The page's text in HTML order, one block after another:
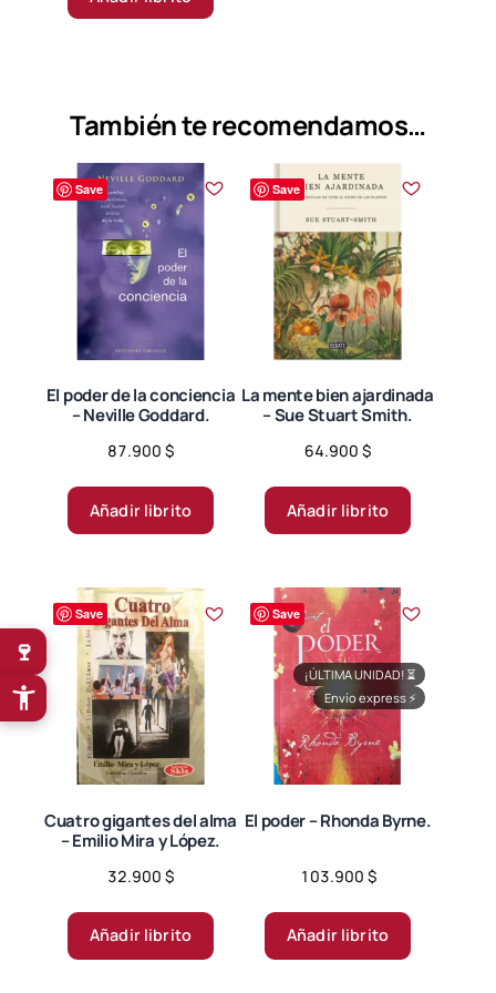
También te recomendamos…
Save
El poder de la conciencia
– Neville Goddard.
87.900 $
Añadir librito
Save
La mente bien ajardinada
– Sue Stuart Smith.
64.900 $
Añadir librito
Save
Cuatro gigantes del alma
– Emilio Mira y López.
32.900 $
Añadir librito
Save
El poder – Rhonda Byrne.
103.900 $
¡ÚLTIMA UNIDAD! ⏳
Envío express ⚡
Añadir librito
🍷